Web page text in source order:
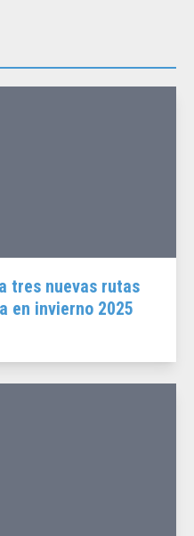
tres nuevas rutas
en invierno 2025